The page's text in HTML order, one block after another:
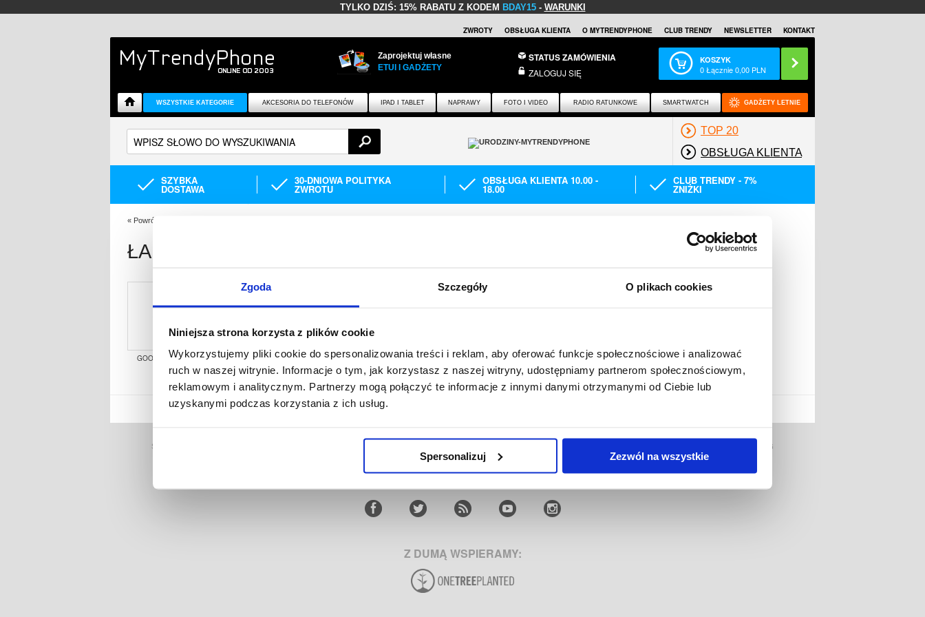
Zgoda Szczegóły O plikach cookies
Niniejsza strona korzysta z plików cookie
Wykorzystujemy pliki cookie do spersonalizowania treści i reklam, aby oferować funkcje społecznościowe i analizować
ruch w naszej witrynie. Informacje o tym, jak korzystasz z naszej witryny, udostępniamy partnerom społecznościowym,
reklamowym i analitycznym. Partnerzy mogą połączyć te informacje z innymi danymi otrzymanymi od Ciebie lub
uzyskanymi podczas korzystania z ich usług.
Spersonalizuj Zezwól na wszystkie
TYLKO DZIŚ: 15% RABATU Z KODEM BDAY15- WARUNKI
ZWROTY OBSŁUGA KLIENTA O MYTRENDYPHONE CLUB TRENDY NEWSLETTER KONTAKT
Zaprojektuj własne
ETUI I GADŻETY
STATUS ZAMÓWIENIA
ZALOGUJ SIĘ
KOSZYK
0Łącznie0,00 PLN
WSZYSTKIE KATEGORIE AKCESORIA DO TELEFONÓW IPAD I TABLET NAPRAWY FOTO I VIDEO RADIO RATUNKOWE SMARTWATCH GADŻETY LETNIE
TOP 20
OBSŁUGA KLIENTA
SZYBKA
DOSTAWA
30-DNIOWA POLITYKA
ZWROTU
OBSŁUGA KLIENTA 10.00 -
18.00
CLUB TRENDY - 7%
ZNIŻKI
« Powrót
ŁADOWARKA GOOGLE
GOOGLE USB-C LADOWARKA STACJA DOKUJĄCA ŁADOWARKA INDUKCYJNA
GOOGLE USB-C ADAPTER &
KABEL
MYTRENDYPHONE LOGISTICS APS |
STRONA GŁÓWNA BLOG
Z DUMĄ WSPIERAMY: